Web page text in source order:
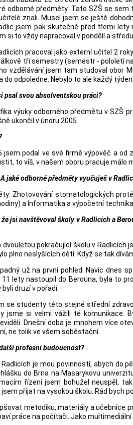
odborné předměty. Tato SZŠ se
znali. Musel jsem se ještě
jsem pak skutečně před třemi
si to vždy napracoval v pondělí a středu
pracoval jako externí učitel 2
tři semestry (semestr - pololetí
vzdělávání jsem tam studoval obor
do odpoledne. Nebylo to ale každý
psal svou absolventskou práci?
výuky odborného předmětu v SZŠ
ukončil v únoru 2005.
jsem podal ve své firmě výpověč a od
to víš, v našem oboru pracuje málo
jaké odborné předměty vyučuješ v
Zhotovování stomatologických
a Informatika a výpočetní technika
že jsi navštěvoval školy v Radlicích a
dvouletou pokračující školu v Radlicích
plno neslyšících dětí. Když se tak
už na první pohled. Navíc dnes
11 lety nastoupil do Berouna, byla to
druzí v pořadí.
se studenty této stejné střední
jsme si velmi vážili té komunikace.
Dnešní doba je mnohem více
ne tolik ve všem soběstační.
profesní budoucnost?
Radlicích je mou povinností, abych do
do Brna na Masarykovu
řízení jsem bohužel neuspěl,
přijat na vysokou školu. Rád bych
metodiku, materiály a učebnice
práce na počítači. Jako